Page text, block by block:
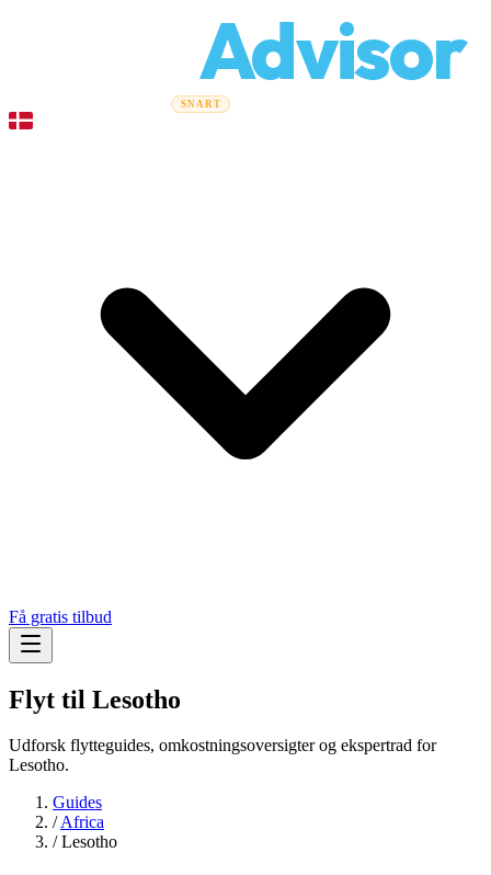
Advisor
Flyttefirmaer SNART
Få gratis tilbud
Flyt til Lesotho
Udforsk flytteguides, omkostningsoversigter og ekspertrad for
Lesotho.
Guides
/Africa
/Lesotho